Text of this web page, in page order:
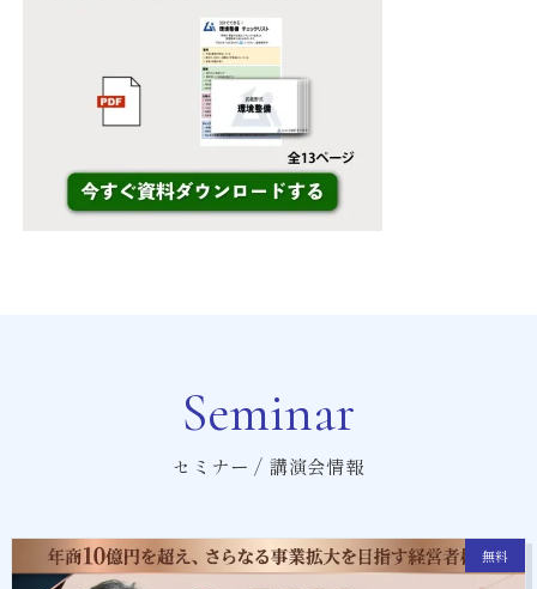
Seminar
セミナー / 講演会情報
無料